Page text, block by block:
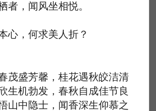
，闻风坐相悦。
，何求美人折？
盛芳馨，桂花遇秋皎洁清
生机勃发，春秋自成佳节良
山中隐士，闻香深生仰慕之